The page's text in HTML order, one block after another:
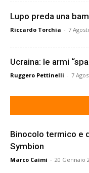
Lupo preda una
Riccardo Torchia - 7
Ucraina: le armi
Ruggero Pettinelli - 7
Binocolo termico e
Symbion
Marco Caimi - 20 Gennaio